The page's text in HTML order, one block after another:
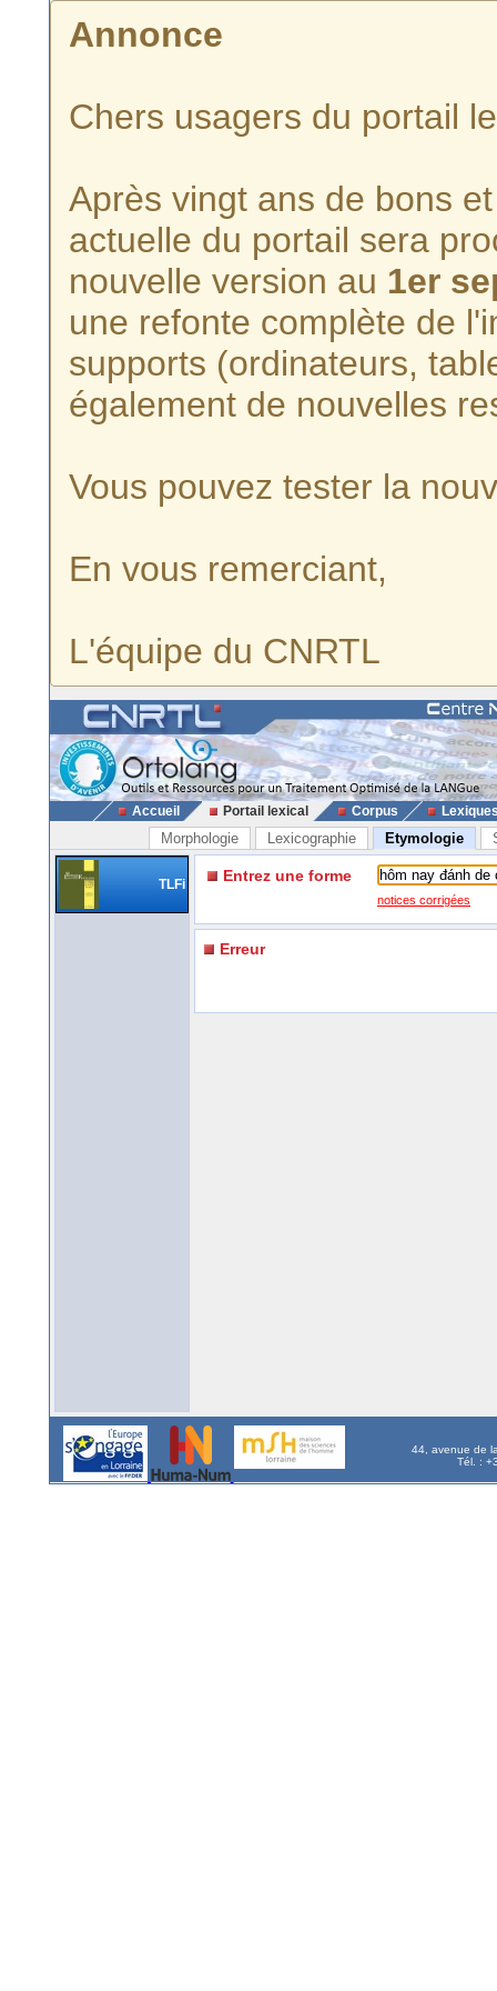
Annonce
Chers usagers du portail
Après vingt ans de bons
actuelle du portail sera
nouvelle version au 1er
une refonte complète de
supports (ordinateurs,
également de nouvelles
Vous pouvez tester la
En vous remerciant,
L'équipe du CNRTL
Accueil Portail lexical Corpus
Morphologie Lexicographie Etymologie
TLFi Entrez une forme
notices corrigées
Erreur
44, avenue de
Tél. :